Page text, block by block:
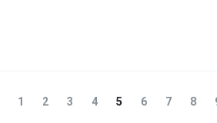
Pagina
1 Pagina
2 Pagina
3 Pagina
4 Pagina
5 Pagina
6 Pagina
7 8